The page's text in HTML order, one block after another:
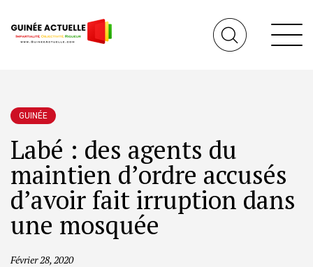
GUINÉE
Labé : des agents du
maintien d’ordre accusés
d’avoir fait irruption dans
une mosquée
Février 28, 2020